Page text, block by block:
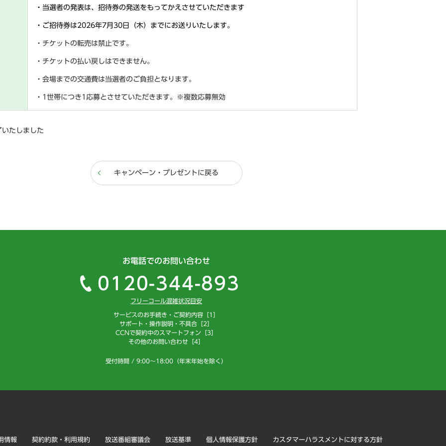
・当選者の発表は、招待券の発送をもってかえさせていただきます
・ご招待券は2026年7月30日（木）までにお送りいたします。
・チケットの転売は禁止です。
・チケットの払い戻しはできません。
・会場までの交通費は当選者のご負担となります。
・1世帯につき1応募とさせていただきます。※複数応募無効
いたしました
キャンペーン・プレゼントに戻る
お電話でのお問い合わせ
0120-344-893
フリーコール混雑状況目安
サービスのお手続き・ご契約内容［1］
サポート・操作説明・不具合［2］
CCNで契約中のスマートフォン［3］
その他のお問い合わせ［4］
受付時間 / 9:00～18:00（年末年始を除く）
情報 契約約款・利用規約 放送番組審議会 放送基準 個人情報保護方針 カスタマーハラスメントに対する方針